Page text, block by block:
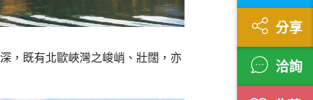
分享
洽詢
，既有北歐峽灣之峻峭、壯闊，亦